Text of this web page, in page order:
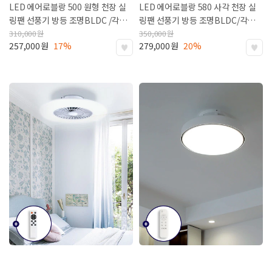
LED 에어로블랑 500 원형 천장 실
링팬 선풍기 방등 조명BLDC /각도
조절가능
310,000원
257,000원 17%
LED 에어로블랑 580 사각 천장 실
링팬 선풍기 방등 조명BLDC/각도
조절가능
350,000원
279,000원 20%